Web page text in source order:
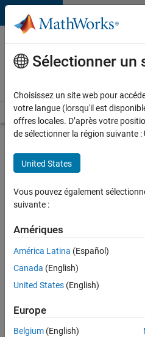
Passer au contenu
Votre
carrière
chez
Accueil Explorer nos opportunités
d’autres
offres
Senior
Software
Quality
Engineer
maintenant
Sélectionner un
Choisissez un site web pour
votre langue (lorsqu'il est
offres locales. D’après votre
de sélectionner la région suivante :
United States
Vous pouvez également
suivante :
Amériques
América Latina (Español)
Canada (English)
United States (English)
Europe
Belgium (English)